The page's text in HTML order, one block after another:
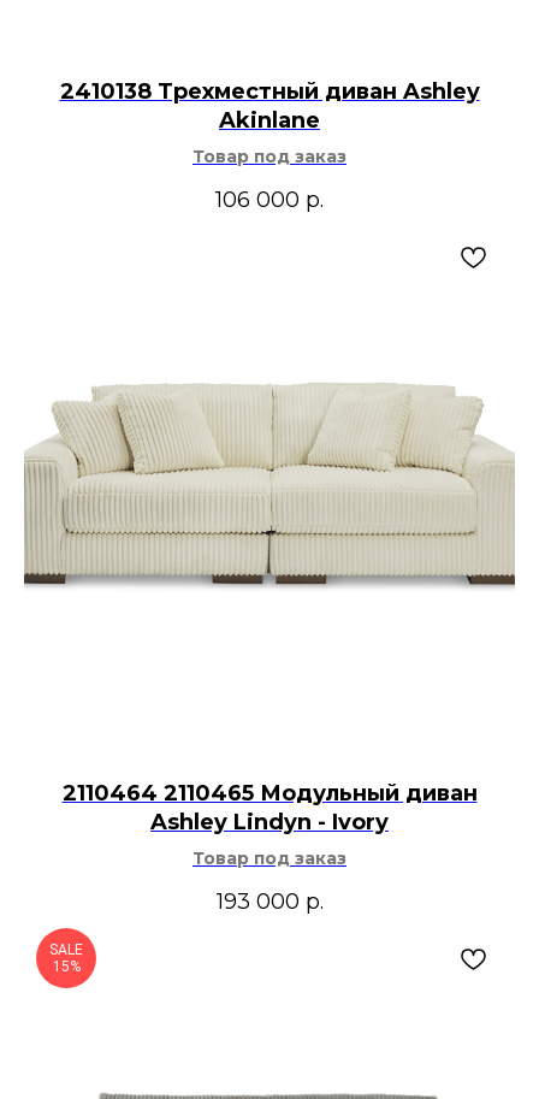
2410138 Трехместный диван Ashley
Akinlane
Товар под заказ
106 000 р.
2110464 2110465 Модульный диван
Ashley Lindyn - Ivory
Товар под заказ
193 000 р.
SALE
15%